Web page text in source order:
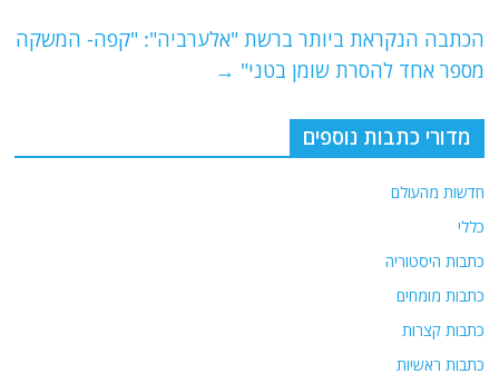
k
הנקראת ביותר ברשת "אלערביה": "קפה- המשקה
אחד להסרת שומן בטני"→
כתבות נוספים
מהעולם
היסטוריה
מומחים
קצרות
ראשיות